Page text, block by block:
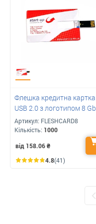
Флешка кредитна картка
USB 2.0 з логотипом 8 Gb
Артикул: FLESHCARD8
Кількість: 1000
від 158.06₴
4.8(41)